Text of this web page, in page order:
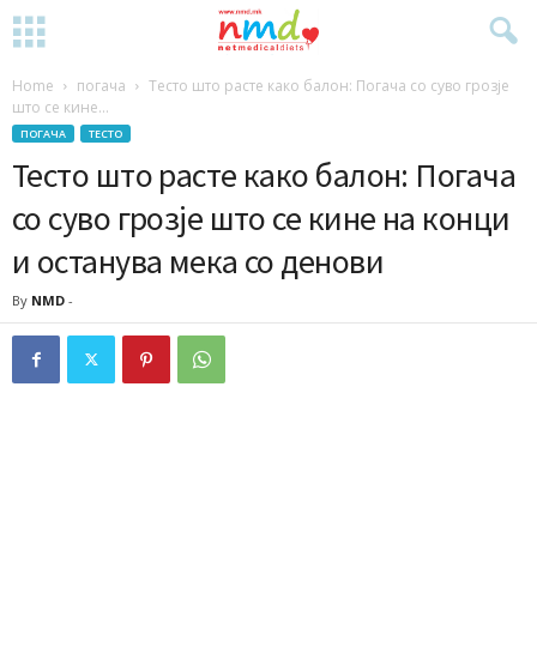
Home погача
Тесто што расте како балон: Погача со суво грозје
што се кине...
ПОГАЧА ТЕСТО
Тесто што расте како балон: Погача
со суво грозје што се кине на конци
и останува мека со денови
By NMD -